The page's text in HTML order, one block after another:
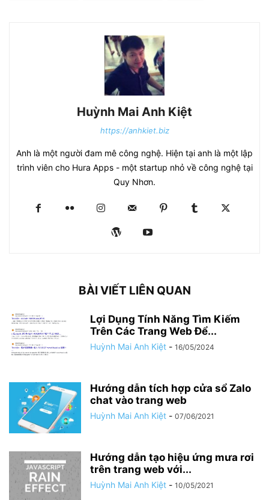
Huỳnh Mai Anh Kiệt
https://anhkiet.biz
Anh là một người đam mê công nghệ. Hiện tại anh là một lập
trình viên cho Hura Apps - một startup nhỏ về công nghệ tại
Quy Nhơn.
BÀI VIẾT LIÊN QUAN
Lợi Dụng Tính Năng Tìm Kiếm
Trên Các Trang Web Để...
Huỳnh Mai Anh Kiệt - 16/05/2024
Hướng dẫn tích hợp cửa sổ Zalo
chat vào trang web
Huỳnh Mai Anh Kiệt - 07/06/2021
Hướng dẫn tạo hiệu ứng mưa rơi
trên trang web với...
Huỳnh Mai Anh Kiệt - 10/05/2021